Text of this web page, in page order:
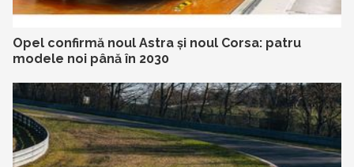
Opel confirmă noul Astra și noul Corsa: patru
modele noi până în 2030